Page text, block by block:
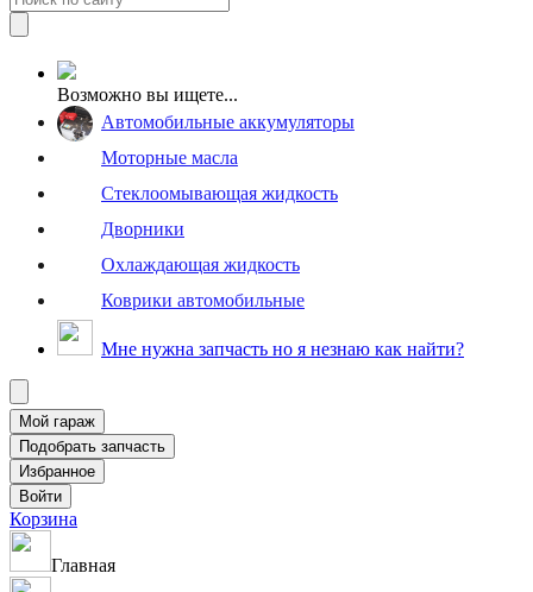
Возможно вы ищете...
Автомобильные аккумуляторы
Моторные масла
Стеклоомывающая жидкость
Дворники
Охлаждающая жидкость
Коврики автомобильные
Мне нужна запчасть но я незнаю как найти?
Корзина
Главная